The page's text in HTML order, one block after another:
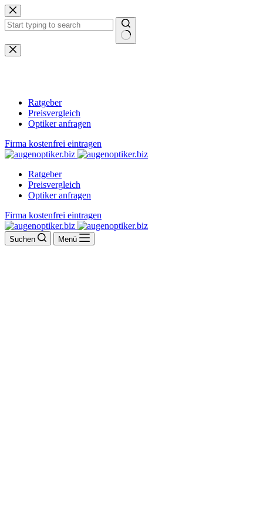
Zum
Inhalt
springen
Keine
Ergebnisse
Ratgeber
Preisvergleich
Optiker anfragen
Firma kostenfrei eintragen
Ratgeber
Preisvergleich
Optiker anfragen
Firma kostenfrei eintragen
Suchen Menü